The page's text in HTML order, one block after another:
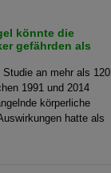
könnte die
gefährden als
an mehr als 120
1991 und 2014
körperliche
hatte als